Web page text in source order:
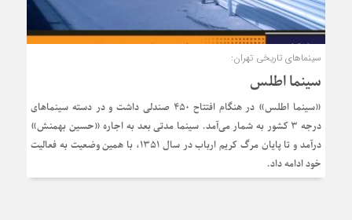
سینماهای تاریخی تهران:
سینما اطلس
«سینما اطلس» در هنگام افتتاح ۴۵۰ صندلی داشت و در دسته سینماهای
درجه ۳ کشور به شمار می‌آمد. سینما مدتی بعد به اجاره «حسین بهمنش»
درآمد و تا پایان مرگ کریم ارباب در سال ۱۳۵۱، با همین وضعیت به فعالیت
خود ادامه داد.